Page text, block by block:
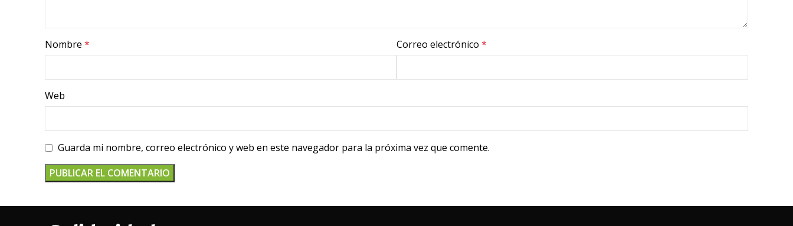
Nombre * Correo electrónico *
Web
Guarda mi nombre, correo electrónico y web en este navegador para la próxima vez que comente.